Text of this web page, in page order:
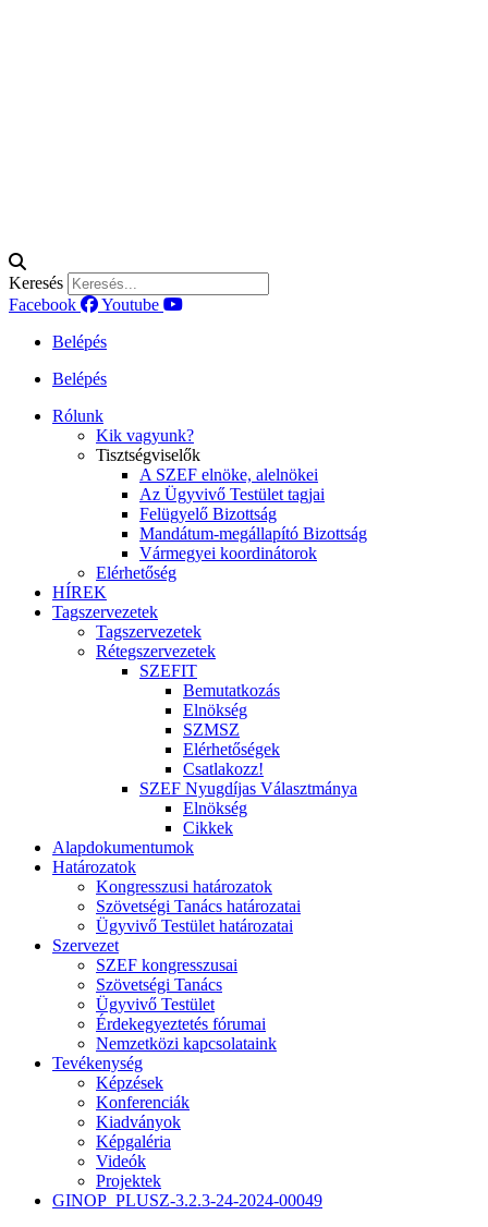
Keresés
Facebook
Youtube
Belépés
Belépés
Rólunk
Kik vagyunk?
Tisztségviselők
A SZEF elnöke, alelnökei
Az Ügyvivő Testület tagjai
Felügyelő Bizottság
Mandátum-megállapító Bizottság
Vármegyei koordinátorok
Elérhetőség
HÍREK
Tagszervezetek
Tagszervezetek
Rétegszervezetek
SZEFIT
Bemutatkozás
Elnökség
SZMSZ
Elérhetőségek
Csatlakozz!
SZEF Nyugdíjas Választmánya
Elnökség
Cikkek
Alapdokumentumok
Határozatok
Kongresszusi határozatok
Szövetségi Tanács határozatai
Ügyvivő Testület határozatai
Szervezet
SZEF kongresszusai
Szövetségi Tanács
Ügyvivő Testület
Érdekegyeztetés fórumai
Nemzetközi kapcsolataink
Tevékenység
Képzések
Konferenciák
Kiadványok
Képgaléria
Videók
Projektek
GINOP_PLUSZ-3.2.3-24-2024-00049